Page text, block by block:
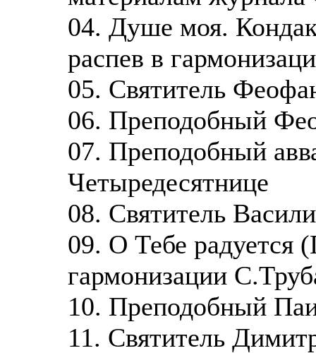
04. Душе моя.
распев в
05. Святитель
06. Преподобный
07. Преподобный
Четыредесятнице
08. Святитель
09. О Тебе радуется
гармонизации
10. Преподобный
11. Святитель